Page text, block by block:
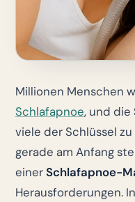
Millionen Menschen
Schlafapnoe, und die
viele der Schlüssel
gerade am Anfang
einerSchlafapnoe-
Herausforderungen.